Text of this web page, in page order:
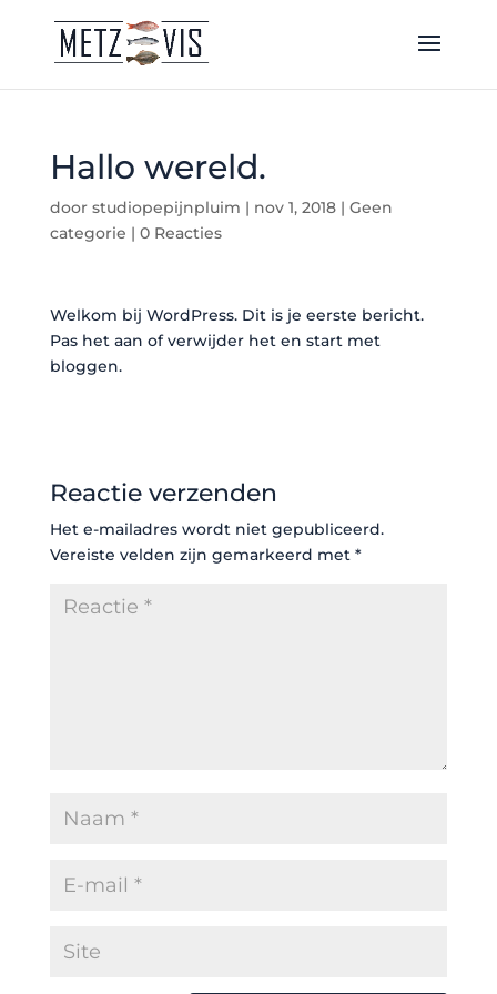
Hallo wereld.
door studiopepijnpluim | nov 1, 2018| Geen
categorie | 0 Reacties
Welkom bij WordPress. Dit is je eerste bericht.
Pas het aan of verwijder het en start met
bloggen.
Reactie verzenden
Het e-mailadres wordt niet gepubliceerd.
Vereiste velden zijn gemarkeerd met *